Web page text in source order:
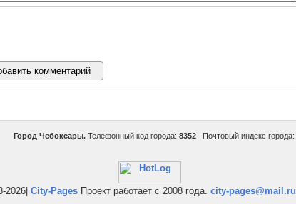
Город Чебоксары. Телефонный код города: 8352 Почтовый индекс города:
2026| City-Pages Проект работает с 2008 года. city-pages@mail.ru